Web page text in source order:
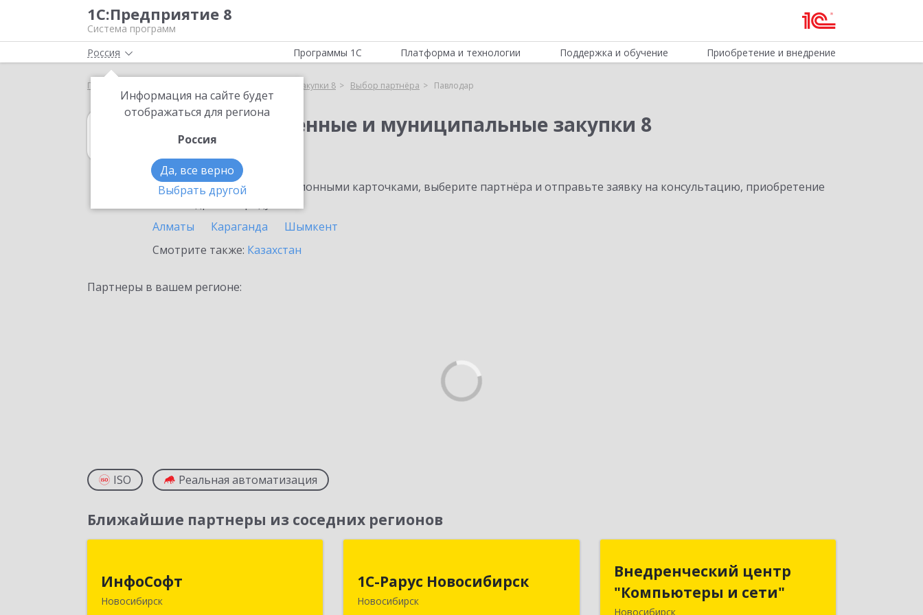
1С:Предприятие 8
Система программ
Россия
Информация на сайте будет
отображаться для региона
Россия
Да, все верно
Выбрать другой
Программы 1С Платформа и технологии Поддержка и обучение Приобретение и внедрение
Главная 1С:Государственные и муниципальные закупки 8 Выбор партнёра Павлодар
1С:Государственные и муниципальные закупки 8
в Павлодаре
Ознакомьтесь с информационными карточками, выберите партнёра и отправьте заявку на консультацию, приобретение
Алматы
Караганда
Шымкент
Смотрите также: Казахстан
Партнеры в вашем регионе:
ISO Реальная автоматизация
Ближайшие партнеры из соседних регионов
ИнфоСофт
Новосибирск
630091, Новосибирская обл,
Новосибирск г, Крылова ул, дом № 31
1С-Рарус Новосибирск
Новосибирск
630015, Новосибирская обл,
Новосибирск г, Планетная ул, дом №
Внедренческий центр
"Компьютеры и сети"
Новосибирск
Внедренческий центр
"Компьютеры и сети"